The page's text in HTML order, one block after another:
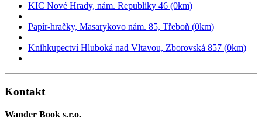
KIC Nové Hrady, nám. Republiky 46 (0km)
Papír-hračky, Masarykovo nám. 85, Třeboň (0km)
Knihkupectví Hluboká nad Vltavou, Zborovská 857 (0km)
Kontakt
Wander Book s.r.o.